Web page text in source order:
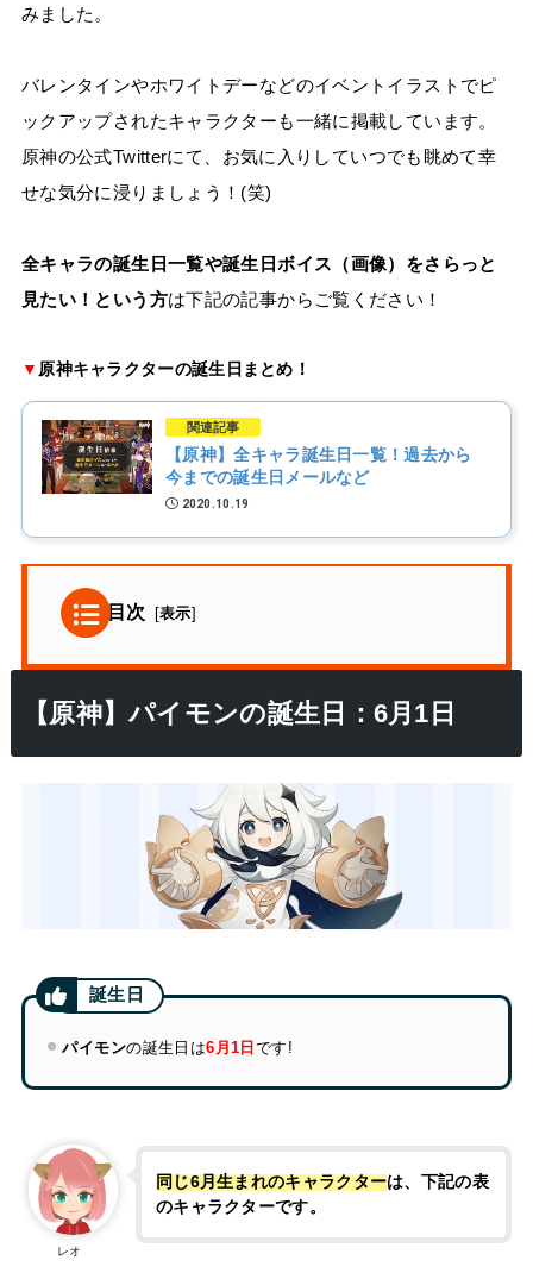
みました。
バレンタインやホワイトデーなどのイベントイラストでピ
ックアップされたキャラクターも一緒に掲載しています。
原神の公式Twitterにて、お気に入りしていつでも眺めて幸
せな気分に浸りましょう！(笑)
全キャラの誕生日一覧や誕生日ボイス（画像）をさらっと
見たい！という方は下記の記事からご覧ください！
▼ 原神キャラクターの誕生日まとめ！
関連記事
【原神】全キャラ誕生日一覧！過去から
今までの誕生日メールなど
2020.10.19
目次 [表示
【原神】パイモンの誕生日：6月1日
パイモンの誕生日は6月1日 です!
レオ
同じ6月生まれのキャラクターは、下記の表
のキャラクターです。